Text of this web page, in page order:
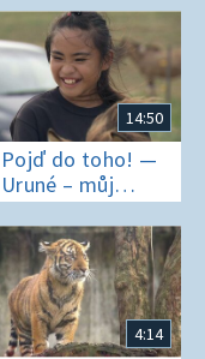
14:50
Pojď do toho! —
Uruné – můj
horský koník
4:14